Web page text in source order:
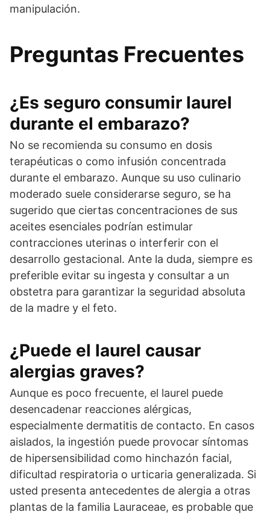
manipulación.
Preguntas Frecuentes
¿Es seguro consumir laurel
durante el embarazo?
No se recomienda su consumo en dosis
terapéuticas o como infusión concentrada
durante el embarazo. Aunque su uso culinario
moderado suele considerarse seguro, se ha
sugerido que ciertas concentraciones de sus
aceites esenciales podrían estimular
contracciones uterinas o interferir con el
desarrollo gestacional. Ante la duda, siempre es
preferible evitar su ingesta y consultar a un
obstetra para garantizar la seguridad absoluta
de la madre y el feto.
¿Puede el laurel causar
alergias graves?
Aunque es poco frecuente, el laurel puede
desencadenar reacciones alérgicas,
especialmente dermatitis de contacto. En casos
aislados, la ingestión puede provocar síntomas
de hipersensibilidad como hinchazón facial,
dificultad respiratoria o urticaria generalizada. Si
usted presenta antecedentes de alergia a otras
plantas de la familia Lauraceae, es probable que